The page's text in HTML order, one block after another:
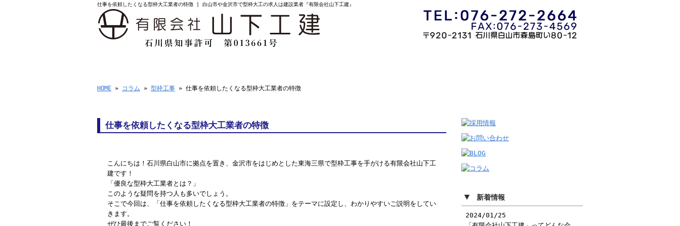
仕事を依頼したくなる型枠大工業者の特徴 | 白山市や金沢市で型枠大工の求人は建設業者『有限会社山下工建』
HOME » コラム » 型枠工事 » 仕事を依頼したくなる型枠大工業者の特徴
仕事を依頼したくなる型枠大工業者の特徴
こんにちは！石川県白山市に拠点を置き、金沢市をはじめとした東海三県で型枠工事を手がける有限会社山下工
建です！
「優良な型枠大工業者とは？」
このような疑問を持つ人も多いでしょう。
そこで今回は、「仕事を依頼したくなる型枠大工業者の特徴」をテーマに設定し、わかりやすいご説明をしてい
きます。
ぜひ最後までご覧ください！
▼ 新着情報
2024/01/25